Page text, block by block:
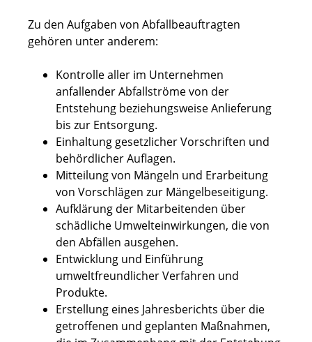
Zu den Aufgaben von Abfallbeauftragten
gehören unter anderem:
Kontrolle aller im Unternehmen
anfallender Abfallströme von der
Entstehung beziehungsweise Anlieferung
bis zur Entsorgung.
Einhaltung gesetzlicher Vorschriften und
behördlicher Auflagen.
Mitteilung von Mängeln und Erarbeitung
von Vorschlägen zur Mängelbeseitigung.
Aufklärung der Mitarbeitenden über
schädliche Umwelteinwirkungen, die von
den Abfällen ausgehen.
Entwicklung und Einführung
umweltfreundlicher Verfahren und
Produkte.
Erstellung eines Jahresberichts über die
getroffenen und geplanten Maßnahmen,